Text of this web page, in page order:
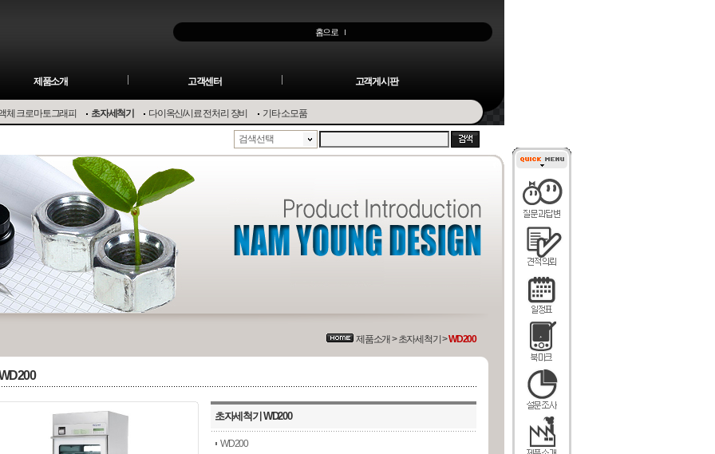
홈으로
제품소개 고객센터 고객게시판
체 크로마토그래피 초자세척기 다이옥신/시료 전처리 장비 기타 소모품
검색선택
제품소개 > 초자세척기 >WD200
초자세척기 WD200
WD200